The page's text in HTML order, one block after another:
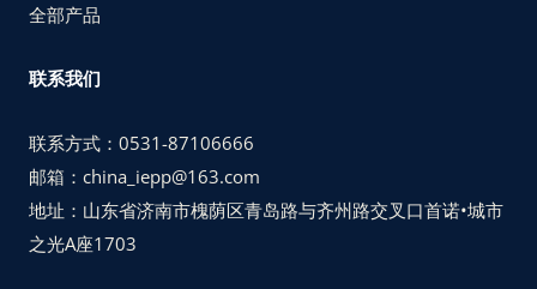
全部产品
联系我们
联系方式：0531-87106666
邮箱：china_iepp@163.com
地址：山东省济南市槐荫区青岛路与齐州路交叉口首诺•城市
之光A座1703